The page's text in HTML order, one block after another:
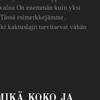
On enemmän kuin yksi
esimerkkejämme.
kaktuslajit tarvitsevat vähän
koko ja